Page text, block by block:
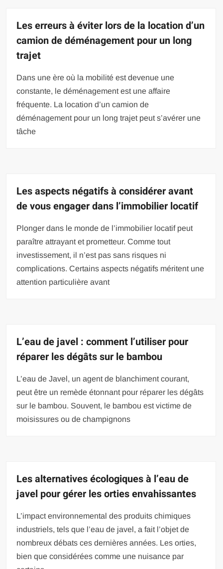
Les erreurs à éviter lors de la location d’un
camion de déménagement pour un long
trajet
Dans une ère où la mobilité est devenue une
constante, le déménagement est une affaire
fréquente. La location d’un camion de
déménagement pour un long trajet peut s’avérer une
tâche
Les aspects négatifs à considérer avant
de vous engager dans l’immobilier locatif
Plonger dans le monde de l’immobilier locatif peut
paraître attrayant et prometteur. Comme tout
investissement, il n’est pas sans risques ni
complications. Certains aspects négatifs méritent une
attention particulière avant
L’eau de javel : comment l’utiliser pour
réparer les dégâts sur le bambou
L’eau de Javel, un agent de blanchiment courant,
peut être un remède étonnant pour réparer les dégâts
sur le bambou. Souvent, le bambou est victime de
moisissures ou de champignons
Les alternatives écologiques à l’eau de
javel pour gérer les orties envahissantes
L’impact environnemental des produits chimiques
industriels, tels que l’eau de javel, a fait l’objet de
nombreux débats ces dernières années. Les orties,
bien que considérées comme une nuisance par